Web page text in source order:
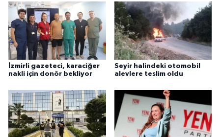
İzmirli gazeteci, karaciğer
nakli için donör bekliyor
Seyir halindeki otomobil
alevlere teslim oldu